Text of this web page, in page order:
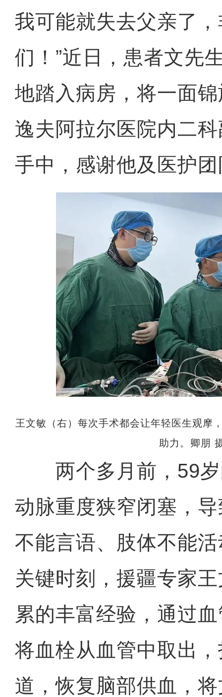
我可能就失去父亲了
们！”近日，患者文先
地踏入病房，将一面
逸夫阿拉尔医院内二
手中，感谢他及医护
王文敏（右）每次手术都会让年轻医生观摩
助力。卿朋
两个多月前，59岁
动脉重度狭窄闭塞，
不能言语、肢体不能
关键时刻，援疆专家
累的丰富经验，通过
将血栓从血管中取出
道，恢复脑部供血，